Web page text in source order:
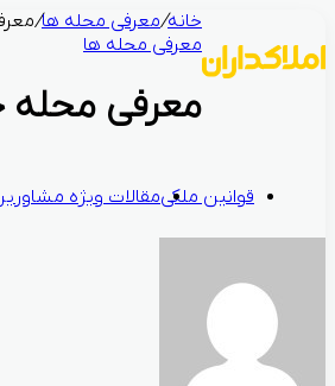
قوانین ملکیمقالات ویژه
خانه/معرفی محله ها/
معرفی محله ها
معرفی محله